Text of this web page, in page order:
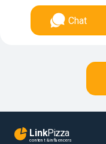
Chat
LinkPizza
content & influencers